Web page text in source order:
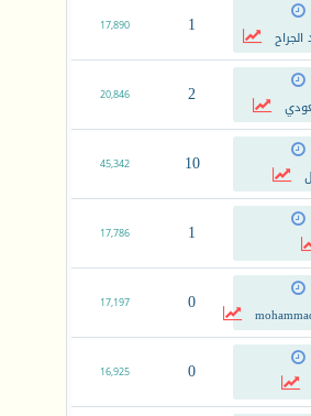
1
17,890
2
20,846
10
45,342
1
17,786
0
17,197
0
16,925